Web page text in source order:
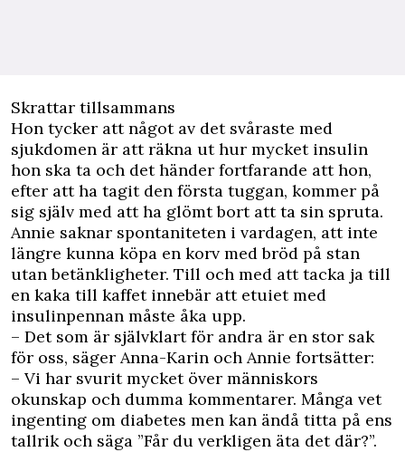
Skrattar tillsammans
Hon tycker att något av det svåraste med
sjukdomen är att räkna ut hur mycket insulin
hon ska ta och det händer fortfarande att hon,
efter att ha tagit den första tuggan, kommer på
sig själv med att ha glömt bort att ta sin spruta.
Annie saknar spontaniteten i vardagen, att inte
längre kunna köpa en korv med bröd på stan
utan betänkligheter. Till och med att tacka ja till
en kaka till kaffet innebär att etuiet med
insulinpennan måste åka upp.
– Det som är självklart för andra är en stor sak
för oss, säger Anna-Karin och Annie fortsätter:
– Vi har svurit mycket över människors
okunskap och dumma kommentarer. Många vet
ingenting om diabetes men kan ändå titta på ens
tallrik och säga ”Får du verkligen äta det där?”.